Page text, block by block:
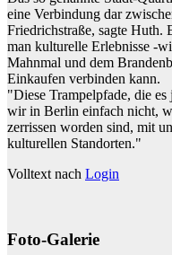
eine Verbindung dar
Friedrichstraße, sagte Huth.
man kulturelle Erlebnisse -
Mahnmal und dem
Einkaufen verbinden kann.
"Diese Trampelpfade, die
wir in Berlin einfach nicht,
zerrissen worden sind, mit
kulturellen Standorten."
Volltext nach Login
Foto-Galerie